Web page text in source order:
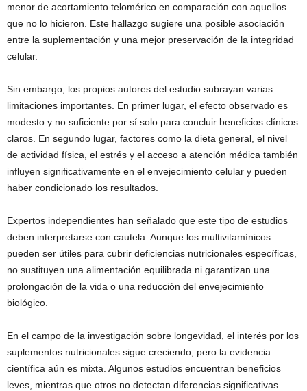
menor de acortamiento telomérico en comparación con aquellos
que no lo hicieron. Este hallazgo sugiere una posible asociación
entre la suplementación y una mejor preservación de la integridad
celular.
Sin embargo, los propios autores del estudio subrayan varias
limitaciones importantes. En primer lugar, el efecto observado es
modesto y no suficiente por sí solo para concluir beneficios clínicos
claros. En segundo lugar, factores como la dieta general, el nivel
de actividad física, el estrés y el acceso a atención médica también
influyen significativamente en el envejecimiento celular y pueden
haber condicionado los resultados.
Expertos independientes han señalado que este tipo de estudios
deben interpretarse con cautela. Aunque los multivitamínicos
pueden ser útiles para cubrir deficiencias nutricionales específicas,
no sustituyen una alimentación equilibrada ni garantizan una
prolongación de la vida o una reducción del envejecimiento
biológico.
En el campo de la investigación sobre longevidad, el interés por los
suplementos nutricionales sigue creciendo, pero la evidencia
científica aún es mixta. Algunos estudios encuentran beneficios
leves, mientras que otros no detectan diferencias significativas